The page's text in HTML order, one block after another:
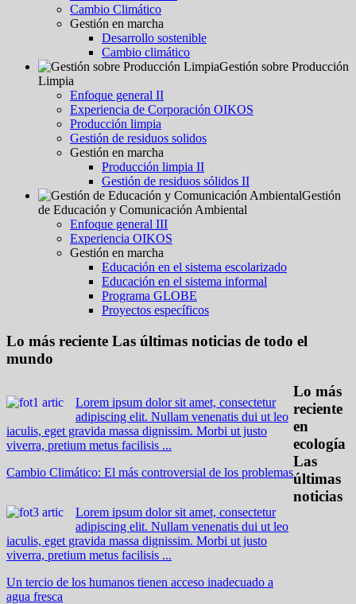
Cambio Climático
Gestión en marcha
Desarrollo sostenible
Cambio climático
Gestión sobre Producción
Limpia
Enfoque general II
Experiencia de Corporación OIKOS
Producción limpia
Gestión de residuos solidos
Gestión en marcha
Producción limpia II
Gestión de residuos sólidos II
Gestión
de Educación y Comunicación Ambiental
Enfoque general III
Experiencia OIKOS
Gestión en marcha
Educación en el sistema escolarizado
Educación en el sistema informal
Programa GLOBE
Proyectos específicos
Lo más reciente Las últimas noticias de todo el
mundo
Lorem ipsum dolor sit amet, consectetur
adipiscing elit. Nullam venenatis dui ut leo
iaculis, eget gravida massa dignissim. Morbi ut justo
viverra, pretium metus facilisis ...
Cambio Climático: El más controversial de los problemas
Lorem ipsum dolor sit amet, consectetur
adipiscing elit. Nullam venenatis dui ut leo
iaculis, eget gravida massa dignissim. Morbi ut justo
viverra, pretium metus facilisis ...
Un tercio de los humanos tienen acceso inadecuado a
agua fresca
Lo más
reciente
en
ecología
Las
últimas
noticias